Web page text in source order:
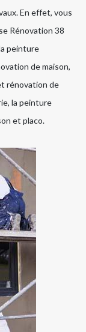
En effet, vous
Rénovation 38
peinture
de maison,
rénovation de
la peinture
et placo.